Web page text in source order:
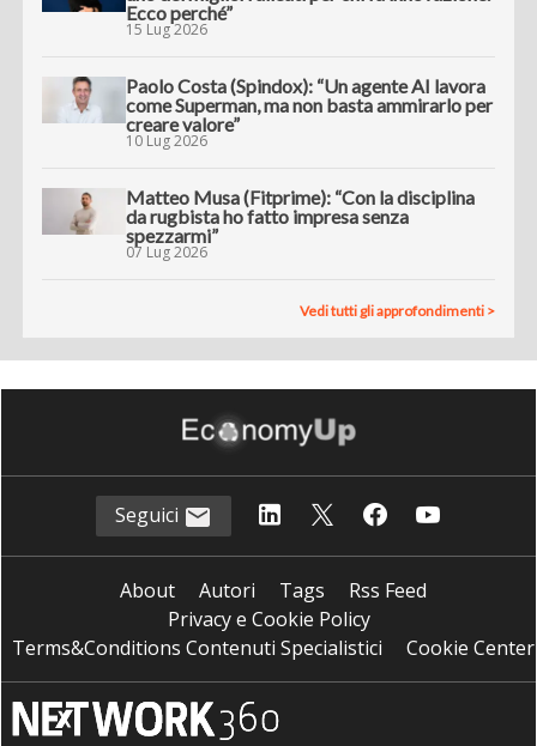
Ecco perché”
15 Lug 2026
Paolo Costa (Spindox): “Un agente AI lavora
come Superman, ma non basta ammirarlo per
creare valore”
10 Lug 2026
Matteo Musa (Fitprime): “Con la disciplina
da rugbista ho fatto impresa senza
spezzarmi”
07 Lug 2026
Vedi tutti gli approfondimenti >
Seguici
About Autori Tags
Rss Feed
Privacy e Cookie Policy
Terms&Conditions Contenuti Specialistici
Cookie Center